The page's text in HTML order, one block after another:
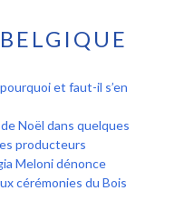
et faut-il s’en
Noël dans quelques
producteurs
Meloni dénonce
cérémonies du Bois